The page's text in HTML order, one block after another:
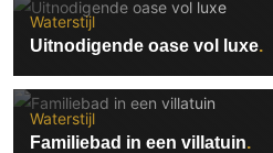
Waterstijl
Uitnodigende oase vol luxe
Waterstijl
Familiebad in een villatuin